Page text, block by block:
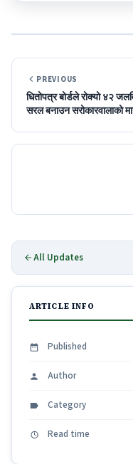
PREVIOUS
धितोपत्र बोर्डले रोक्यो ४२
सरल बनाउन सरोकारवालाको
ARTICLE INFO
Published
Author
Category
Read time
All Updates